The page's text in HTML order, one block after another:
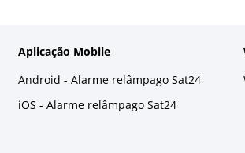
Aplicação Mobile
Android - Alarme relâmpago Sat24
iOS - Alarme relâmpago Sat24